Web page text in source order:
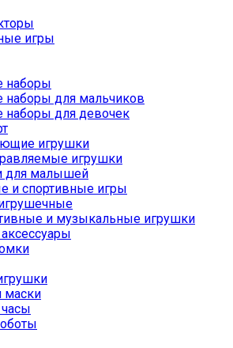
игры
наборы
наборы для мальчиков
наборы для девочек
игрушки
игрушки
для малышей
и спортивные игры
и музыкальные игрушки
маски